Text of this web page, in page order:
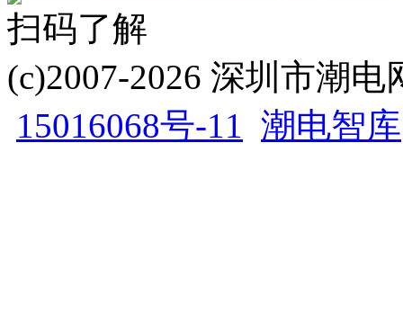
扫码了解
(c)2007-2026 深圳市潮
15016068号-11 潮电智库